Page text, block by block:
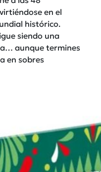
en el
histórico.
siendo una
aunque termines
en sobres